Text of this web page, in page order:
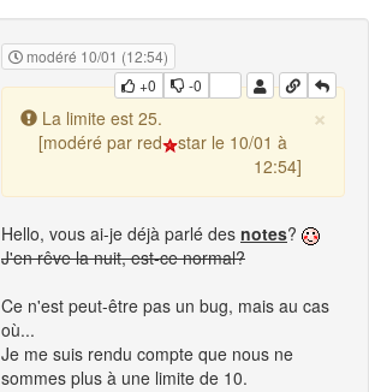
modéré 10/01 (12:54)
+0
-0
×
La limite est 25.
[modéré par red
star le 10/01 à
12:54]
Hello, vous ai-je déjà parlé des notes?
J'en rêve la nuit, est-ce normal?
Ce n'est peut-être pas un bug, mais au cas
où...
Je me suis rendu compte que nous ne
sommes plus à une limite de 10.